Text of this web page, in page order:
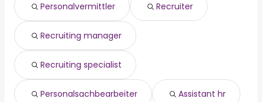
Dietzenbach
Rödermark
Neu Isenburg
Langen
Bad Vilbel
Dietzenbach
Rödermark
minijob
reinigungskraft
520 euro
quereinsteiger
homeoffice
lager
Personalvermittler Recruiter
Recruiting manager
Recruiting specialist
Personalsachbearbeiter Assistant hr